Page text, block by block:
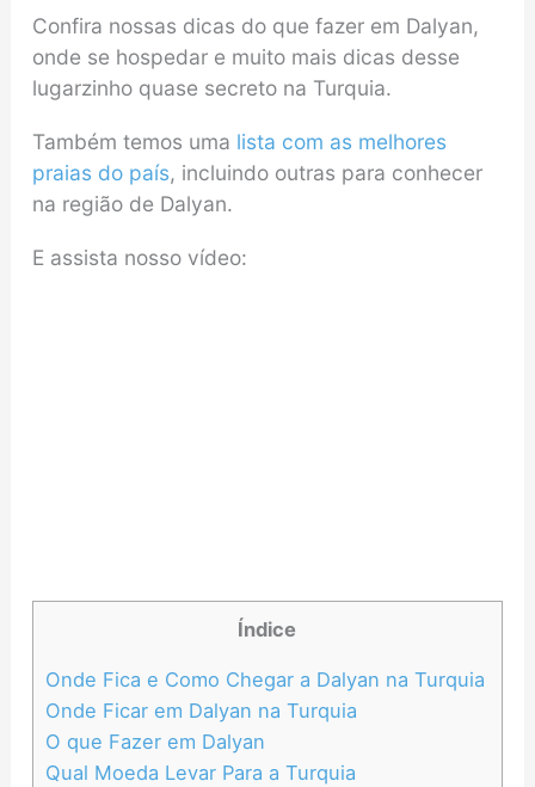
Confira nossas dicas do que fazer em Dalyan,
onde se hospedar e muito mais dicas desse
lugarzinho quase secreto na Turquia.
Também temos uma lista com as melhores
praias do país, incluindo outras para conhecer
na região de Dalyan.
E assista nosso vídeo:
Índice
Onde Fica e Como Chegar a Dalyan na Turquia
Onde Ficar em Dalyan na Turquia
O que Fazer em Dalyan
Qual Moeda Levar Para a Turquia